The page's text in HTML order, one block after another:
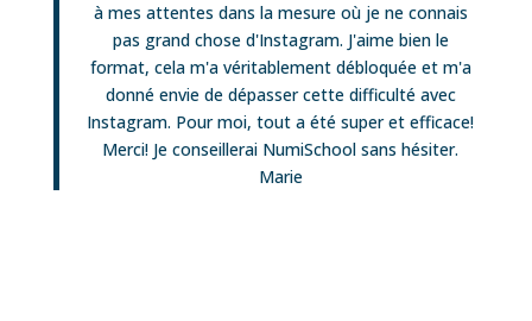
à mes attentes dans la mesure où je ne connais
pas grand chose d'Instagram. J'aime bien le
format, cela m'a véritablement débloquée et m'a
donné envie de dépasser cette difficulté avec
Instagram. Pour moi, tout a été super et efficace!
Merci! Je conseillerai NumiSchool sans hésiter.
Marie